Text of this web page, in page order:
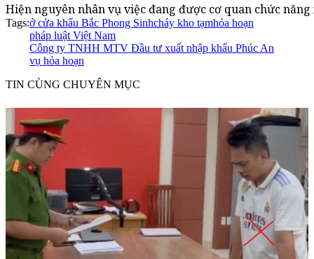
Hiện nguyên nhân vụ việc đang được cơ quan chức
Tags:ở cửa khẩu Bắc Phong Sinhcháy kho tạmhỏa hoạn
pháp luật Việt Nam
Công ty TNHH MTV Đầu tư xuất nhập khẩu Phúc An
vụ hỏa hoạn
TIN CÙNG CHUYÊN MỤC